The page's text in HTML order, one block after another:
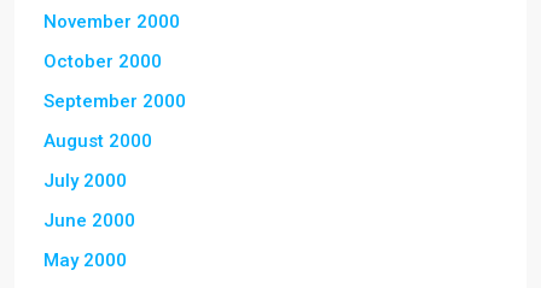
November 2000
October 2000
September 2000
August 2000
July 2000
June 2000
May 2000